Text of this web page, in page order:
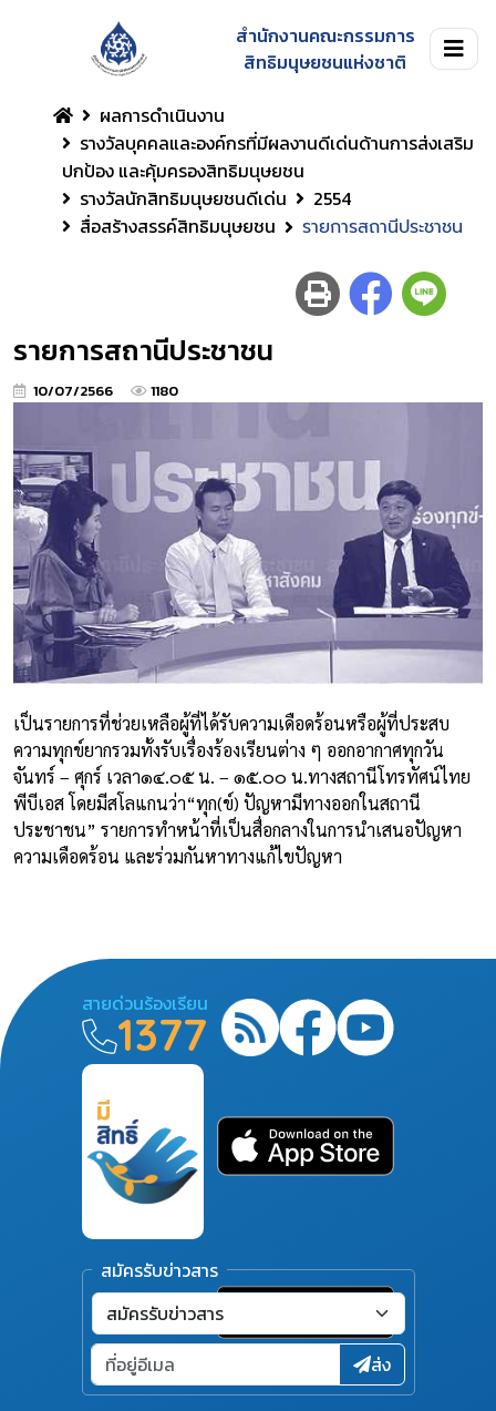
สำนักงานคณะกรรมการ
สิทธิมนุษยชนแห่งชาติ
ผลการดำเนินงาน
รางวัลบุคคลและองค์กรที่มีผลงานดีเด่นด้านการส่งเสริม
ปกป้อง และคุ้มครองสิทธิมนุษยชน
รางวัลนักสิทธิมนุษยชนดีเด่น
2554
สื่อสร้างสรรค์สิทธิมนุษยชน
รายการสถานีประชาชน
รายการสถานีประชาชน
10/07/2566 1180
เป็นรายการที่ช่วยเหลือผู้ที่ได้รับความเดือดร้อนหรือผู้ที่ประสบ
ความทุกข์ยากรวมทั้งรับเรื่องร้องเรียนต่าง ๆ ออกอากาศทุกวัน
จันทร์ – ศุกร์ เวลา๑๔.๐๕ น. – ๑๕.๐๐ น.ทางสถานีโทรทัศน์ไทย
พีบีเอส โดยมีสโลแกนว่า“ทุก(ข์) ปัญหามีทางออกในสถานี
ประชาชน” รายการทำหน้าที่เป็นสื่อกลางในการนำเสนอปัญหา
ความเดือดร้อน และร่วมกันหาทางแก้ไขปัญหา
สายด่วนร้องเรียน
1377
สมัครรับข่าวสาร
ส่ง